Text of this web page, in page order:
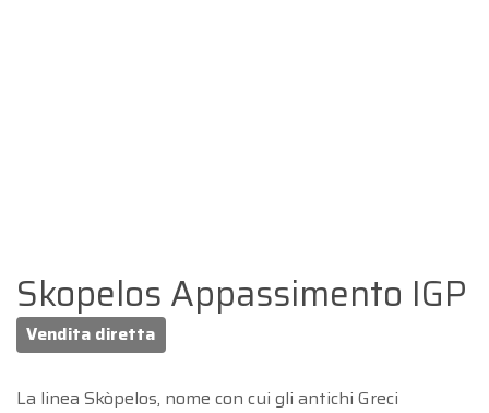
Skopelos Appassimento IGP
Vendita diretta
La linea Skòpelos, nome con cui gli antichi Greci